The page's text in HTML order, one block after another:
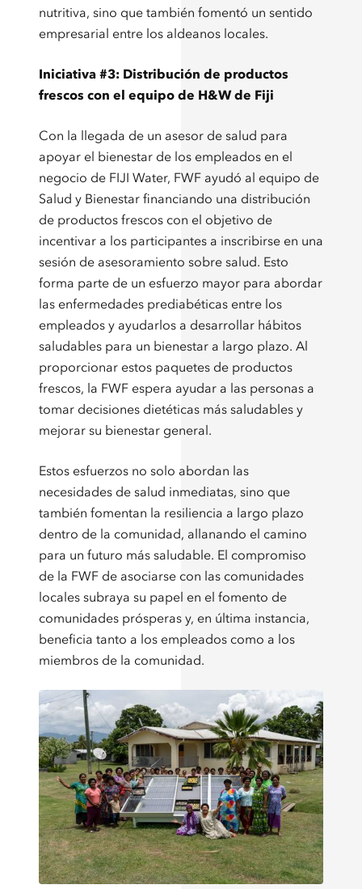
nutritiva, sino que también fomentó un sentido
empresarial entre los aldeanos locales.
Iniciativa #3: Distribución de productos
frescos con el equipo de H&W de Fiji
Con la llegada de un asesor de salud para
apoyar el bienestar de los empleados en el
negocio de FIJI Water, FWF ayudó al equipo de
Salud y Bienestar financiando una distribución
de productos frescos con el objetivo de
incentivar a los participantes a inscribirse en una
sesión de asesoramiento sobre salud. Esto
forma parte de un esfuerzo mayor para abordar
las enfermedades prediabéticas entre los
empleados y ayudarlos a desarrollar hábitos
saludables para un bienestar a largo plazo. Al
proporcionar estos paquetes de productos
frescos, la FWF espera ayudar a las personas a
tomar decisiones dietéticas más saludables y
mejorar su bienestar general.
Estos esfuerzos no solo abordan las
necesidades de salud inmediatas, sino que
también fomentan la resiliencia a largo plazo
dentro de la comunidad, allanando el camino
para un futuro más saludable. El compromiso
de la FWF de asociarse con las comunidades
locales subraya su papel en el fomento de
comunidades prósperas y, en última instancia,
beneficia tanto a los empleados como a los
miembros de la comunidad.